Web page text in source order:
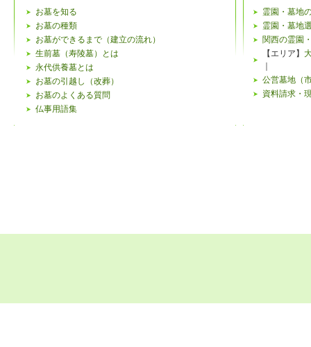
個人情
下記のよ
がござい
個人情
お墓を知る
お墓の種類
お墓ができるまで（建立の流れ）
生前墓（寿陵墓）とは
永代供養墓とは
お墓の引越し（改葬）
お墓のよくある質問
仏事用語集
霊園・墓地
霊園・墓地
関西の霊園
【エリア】
公営墓地（
資料請求・